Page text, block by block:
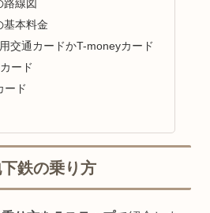
路線図
基本料金
交通カードかT-moneyカード
ード
ード
鉄の乗り方